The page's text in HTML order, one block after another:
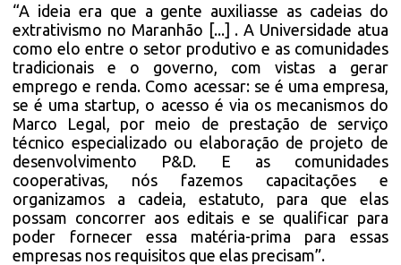
“A ideia era que a gente auxiliasse as cadeias do
extrativismo no Maranhão [...] . A Universidade atua
como elo entre o setor produtivo e as comunidades
tradicionais e o governo, com vistas a gerar
emprego e renda. Como acessar: se é uma empresa,
se é uma startup, o acesso é via os mecanismos do
Marco Legal, por meio de prestação de serviço
técnico especializado ou elaboração de projeto de
desenvolvimento P&D. E as comunidades
cooperativas, nós fazemos capacitações e
organizamos a cadeia, estatuto, para que elas
possam concorrer aos editais e se qualificar para
poder fornecer essa matéria-prima para essas
empresas nos requisitos que elas precisam”.